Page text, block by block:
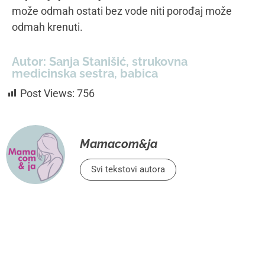
može odmah ostati bez vode niti porođaj može
odmah krenuti.
Autor: Sanja Stanišić, strukovna
medicinska sestra, babica
Post Views: 756
Mamacom&ja
Svi tekstovi autora